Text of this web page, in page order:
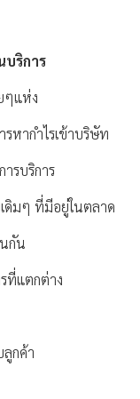
บริการ
ๆแห่ง
รหากำไรเข้าบริษัท
ารบริการ
ดิมๆ ที่มีอยู่ในตลาด
กัน
ที่แตกต่าง
ลูกค้า